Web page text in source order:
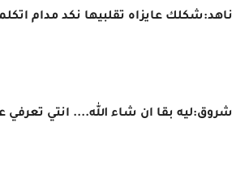
ناهد:شكلك عايزاه تقلبيها نكد مدام
شروق:ليه بقا ان شاء الله.... انتي تعرفي